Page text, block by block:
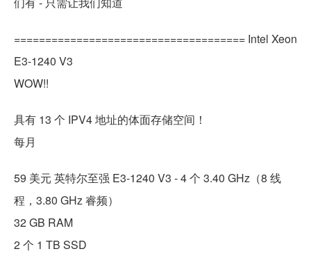
===================================== Intel Xeon
E3-1240 V3
WOW!!
具有 13 个 IPV4 地址的体面存储空间！
每月
59 美元 英特尔至强 E3-1240 V3 - 4 个 3.40 GHz（8 线
程，3.80 GHz 睿频）
32 GB RAM
2 个 1 TB SSD